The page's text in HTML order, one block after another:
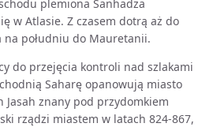
plemiona Sanhadża
w Atlasie. Z czasem dotrą aż do
na południu do Mauretanii.
do przejęcia kontroli nad szlakami
Saharę opanowują miasto
znany pod przydomkiem
rządzi miastem w latach 824-867,